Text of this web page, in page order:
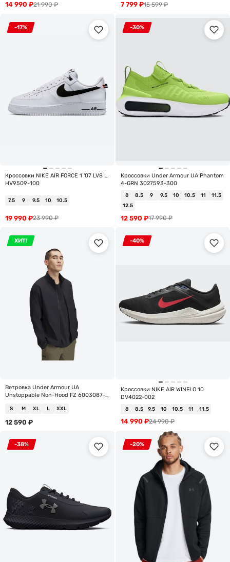
21 990₽
14 990 ₽ 15 599₽
7 799 ₽
-17%
Кроссовки NIKE AIR FORCE 1 '07 LV8 L
HV9509-100
7.5 9 9.5 10 10.5
23 990₽
19 990 ₽
-30%
Кроссовки Under Armour UA Phantom
4-GRN 3027593-300
8 8.5 9 9.5 10 10.5 11
11.5
12.5
17 990₽
12 590 ₽
ХИТ!
Ветровка Under Armour UA
Unstoppable Non-Hood FZ 6003087-
S M XL L XXL
12 590 ₽
-40%
Кроссовки NIKE AIR WINFLO 10
DV4022-002
8 8.5 9.5 10 10.5 11 11.5
24 990₽
14 990 ₽
-38% -20%